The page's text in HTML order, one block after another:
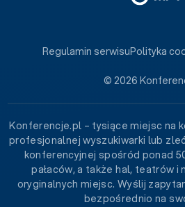
© 2026
Regulamin serwisuPolityka
Konferencje.pl – tysiące miejsc na
profesjonalnej wyszukiwarki lub
konferencyjnej spośród ponad
pałaców, a także hal, teatrów i
oryginalnych miejsc. Wyślij
bezpośrednio na